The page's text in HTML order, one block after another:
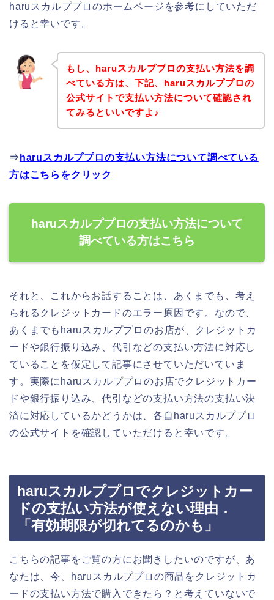
haruスカルププロのホームページを参考にしていただ
けると幸いです。
もし、haruスカルププロの支払い方法を調
べている方は、下記、haruスカルププロの
公式サイトで支払い方法について確認され
てみるといいですよ♪
⇒ haruスカルププロの支払い方法について調べている
方はこちらをクリック
haruスカルププロの支払い方法について
調べている方はこちら
それと、これからお話することは、あくまでも、考え
られるクレジットカードのエラー原因です。なので、
あくまでもharuスカルププロのお店が、クレジットカ
ードや銀行振り込み、代引などの支払い方法に対応し
ていることを仮定して記事にさせていただいていま
す。実際にharuスカルププロのお店でクレジットカー
ドや銀行振り込み、代引などの支払い方法の支払い決
済に対応しているかどうかは、各自haruスカルププロ
の公式サイトを確認していただけると幸いです。
haruスカルププロでクレジットカー
ドの支払い方法が使えない理由．
「有効期限が切れてるのかも」
こちらの記事をご覧の方にお聞きしたいのですが、あ
なたは、今、haruスカルププロの商品をクレジットカ
ードの支払い方法で購入できたら？と考えていないで